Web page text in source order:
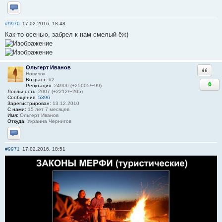
Отправить личное сообщение
#9970 17.02.2016, 18:48
Как-то осенью, забрел к нам смелый ёж)
Ольгерт Иванов
Новичок
Возраст: 62
Репутация: 24906 (+25005/−99)
Лояльность: 2007 (+2212/−205)
Сообщения: 5396
Зарегистрирован: 13.12.2010
С нами: 15 лет 7 месяцев
Имя: Ольгерт Иванов
Откуда: Украина Чернигов
Отправить личное сообщение
6
#9971 17.02.2016, 18:51